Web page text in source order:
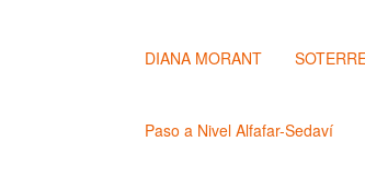
DIANA MORANT
Paso a Nivel Alfafar-Sedaví